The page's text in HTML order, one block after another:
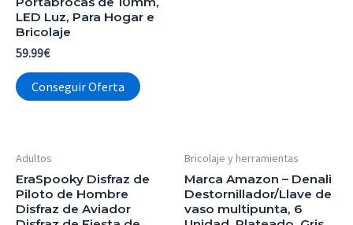
LED Luz, Para Hogar e
Bricolaje
59.99€
Conseguir Oferta
Adultos
EraSpooky Disfraz de
Piloto de Hombre
Disfraz de Aviador
Bricolaje y herramientas
Marca Amazon – Denali
Destornillador/Llave de
vaso multipunta, 6